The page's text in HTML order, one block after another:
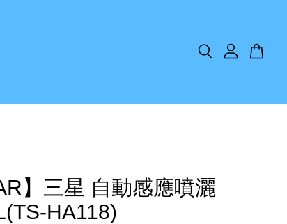
】三星 自動感應噴灑
HA118)